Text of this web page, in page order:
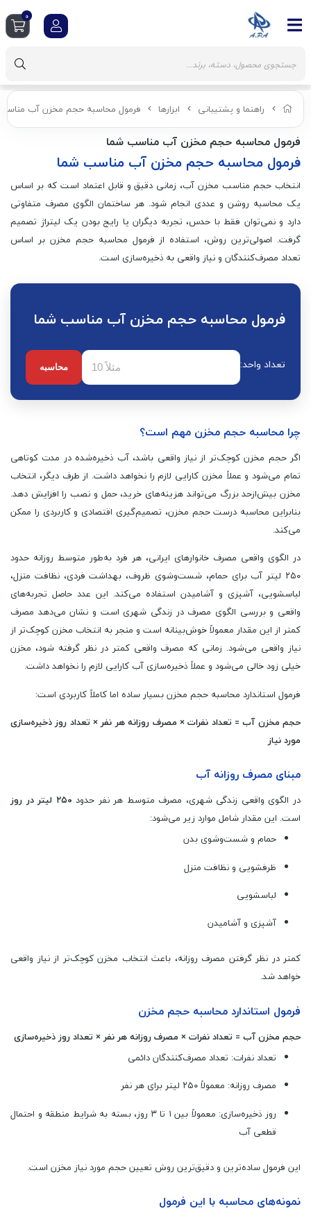
راهنما و پشتیبانی ابزارها فرمول محاسبه حجم مخزن آب
فرمول محاسبه حجم مخزن آب مناسب شما
فرمول محاسبه حجم مخزن آب مناسب شما
انتخاب حجم مناسب مخزن آب، زمانی دقیق و قابل اعتماد است که بر اساس
یک محاسبه روشن و عددی انجام شود. هر ساختمان الگوی مصرف متفاوتی
دارد و نمی‌توان فقط با حدس، تجربه دیگران یا رایج بودن یک لیتراژ تصمیم
گرفت. اصولی‌ترین روش، استفاده از فرمول محاسبه حجم مخزن بر اساس
تعداد مصرف‌کنندگان و نیاز واقعی به ذخیره‌سازی است.
فرمول محاسبه حجم مخزن آب مناسب شما
تعداد واحد: محاسبه
چرا محاسبه حجم مخزن مهم است؟
اگر حجم مخزن کوچک‌تر از نیاز واقعی باشد، آب ذخیره‌شده در مدت کوتاهی
تمام می‌شود و عملاً مخزن کارایی لازم را نخواهد داشت. از طرف دیگر، انتخاب
مخزن بیش‌ازحد بزرگ می‌تواند هزینه‌های خرید، حمل و نصب را افزایش دهد.
بنابراین محاسبه درست حجم مخزن، تصمیم‌گیری اقتصادی و کاربردی را ممکن
می‌کند.
در الگوی واقعی مصرف خانوارهای ایرانی، هر فرد به‌طور متوسط روزانه حدود
۲۵۰ لیتر آب برای حمام، شست‌وشوی ظروف، بهداشت فردی، نظافت منزل،
لباسشویی، آشپزی و آشامیدن استفاده می‌کند. این عدد حاصل تجربه‌های
واقعی و بررسی الگوی مصرف در زندگی شهری است و نشان می‌دهد مصرف
کمتر از این مقدار معمولاً خوش‌بینانه است و منجر به انتخاب مخزن کوچک‌تر از
نیاز واقعی می‌شود. زمانی که مصرف واقعی کمتر در نظر گرفته شود، مخزن
خیلی زود خالی می‌شود و عملاً ذخیره‌سازی آب کارایی لازم را نخواهد داشت.
فرمول استاندارد محاسبه حجم مخزن بسیار ساده اما کاملاً کاربردی است:
حجم مخزن آب = تعداد نفرات × مصرف روزانه هر نفر × تعداد روز ذخیره‌سازی
مورد نیاز
مبنای مصرف روزانه آب
در الگوی واقعی زندگی شهری، مصرف متوسط هر نفر حدود ۲۵۰ لیتر در روز
است. این مقدار شامل موارد زیر می‌شود:
حمام و شست‌وشوی بدن
ظرفشویی و نظافت منزل
لباسشویی
آشپزی و آشامیدن
کمتر در نظر گرفتن مصرف روزانه، باعث انتخاب مخزن کوچک‌تر از نیاز واقعی
خواهد شد.
فرمول استاندارد محاسبه حجم مخزن
حجم مخزن آب = تعداد نفرات × مصرف روزانه هر نفر × تعداد روز ذخیره‌سازی
تعداد نفرات: تعداد مصرف‌کنندگان دائمی
مصرف روزانه: معمولاً ۲۵۰ لیتر برای هر نفر
روز ذخیره‌سازی: معمولاً بین ۱ تا ۳ روز، بسته به شرایط منطقه و احتمال
قطعی آب
این فرمول ساده‌ترین و دقیق‌ترین روش تعیین حجم مورد نیاز مخزن است.
نمونه‌های محاسبه با این فرمول
0